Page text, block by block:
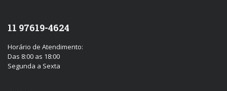
11 97619-4624
Horário de Atendimento:
Das 8:00 as 18:00
Segunda a Sexta